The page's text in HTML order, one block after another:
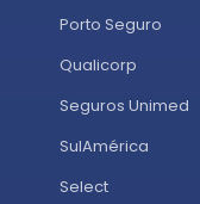
Porto Seguro
Qualicorp
Seguros Unimed
SulAmérica
Select